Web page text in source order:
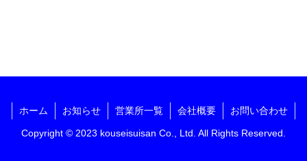
ホーム お知らせ 営業所一覧 会社概要 お問い合わせ
Copyright © 2023 kouseisuisan Co., Ltd. All Rights Reserved.